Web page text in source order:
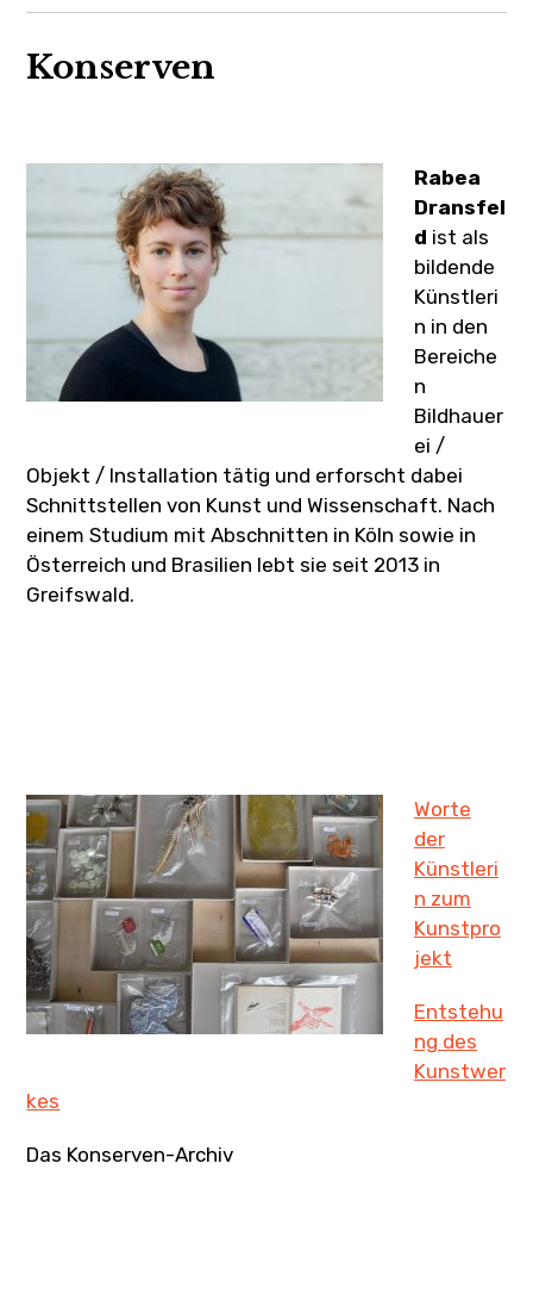
Termine
Wir in der Presse
Konserven
Rabea
Dransfel
d ist als
bildende
Künstleri
n in den
Bereiche
n
Bildhauer
ei /
Objekt / Installation tätig und erforscht dabei
Schnittstellen von Kunst und Wissenschaft. Nach
einem Studium mit Abschnitten in Köln sowie in
Österreich und Brasilien lebt sie seit 2013 in
Greifswald.
Worte
der
Künstleri
n zum
Kunstpro
jekt
Entstehu
ng des
Kunstwer
kes
Das Konserven-Archiv